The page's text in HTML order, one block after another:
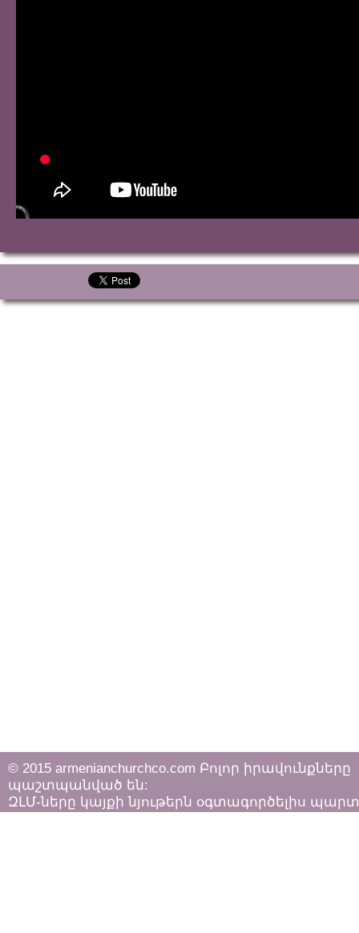
© 2015 armenianchurchco.com Բոլոր իրավունքները
պաշտպանված են:
ԶԼՄ-ները կայքի նյութերն օգտագործելիս